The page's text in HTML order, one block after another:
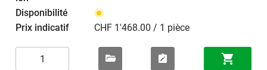
CHF 1'468.00 / 1 pièce